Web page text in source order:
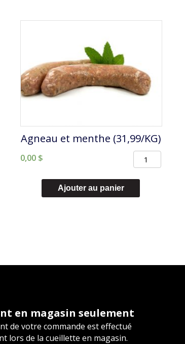
Agneau et menthe (31,99/KG)
0,00 $
quantité
Ajouter au panier
en magasin seulement
de votre commande est effectué
lors de la cueillette en magasin.